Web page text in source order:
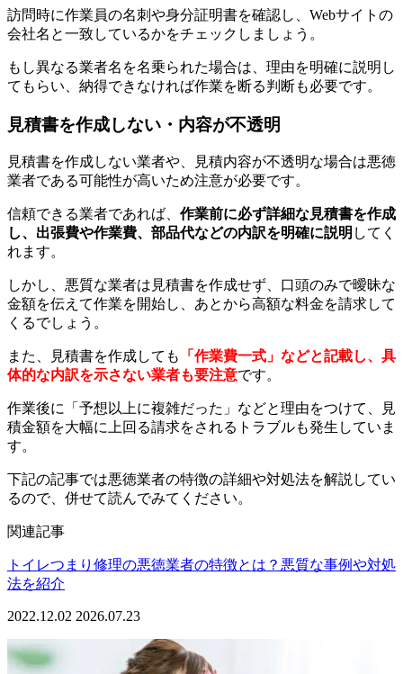
訪問時に作業員の名刺や身分証明書を確認し、Webサイトの
会社名と一致しているかをチェックしましょう。
もし異なる業者名を名乗られた場合は、理由を明確に説明し
てもらい、納得できなければ作業を断る判断も必要です。
見積書を作成しない・内容が不透明
見積書を作成しない業者や、見積内容が不透明な場合は悪徳
業者である可能性が高いため注意が必要です。
信頼できる業者であれば、 作業前に必ず詳細な見積書を作成
し、出張費や作業費、部品代などの内訳を明確に説明 してく
れます。
しかし、悪質な業者は見積書を作成せず、口頭のみで曖昧な
金額を伝えて作業を開始し、あとから高額な料金を請求して
くるでしょう。
また、見積書を作成しても
「作業費一式」などと記載し、具
体的な内訳を示さない業者も要注意です。
作業後に「予想以上に複雑だった」などと理由をつけて、見
積金額を大幅に上回る請求をされるトラブルも発生していま
す。
下記の記事では悪徳業者の特徴の詳細や対処法を解説してい
るので、併せて読んでみてください。
関連記事
トイレつまり修理の悪徳業者の特徴とは？悪質な事例や対処
法を紹介
2022.12.02 2026.07.23